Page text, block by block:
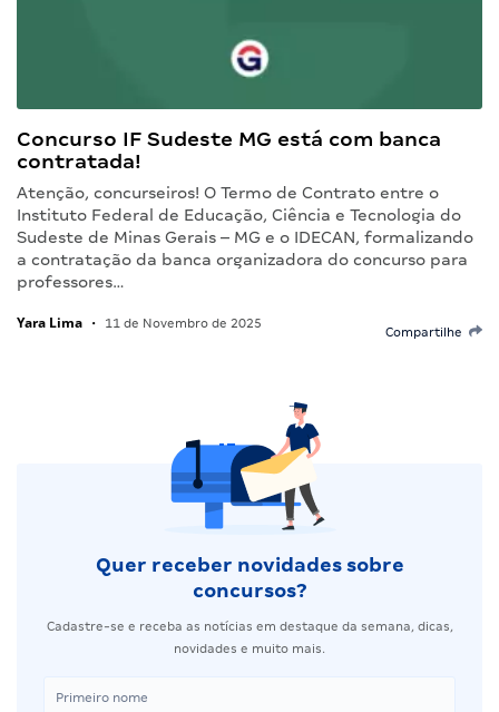
Concurso IF Sudeste MG está com banca
contratada!
Atenção, concurseiros! O Termo de Contrato entre o
Instituto Federal de Educação, Ciência e Tecnologia do
Sudeste de Minas Gerais – MG e o IDECAN, formalizando
a contratação da banca organizadora do concurso para
professores…
Yara Lima • 11 de Novembro de 2025
Compartilhe
Quer receber novidades sobre
concursos?
Cadastre-se e receba as notícias em destaque da semana, dicas,
novidades e muito mais.